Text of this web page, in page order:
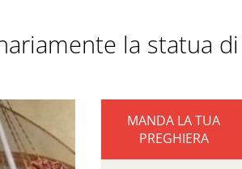
la statua
MANDA LA TUA
PREGHIERA